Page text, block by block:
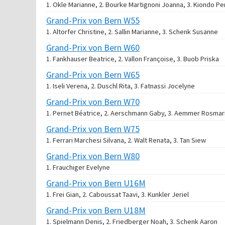
1. Okle Marianne, 2. Bourke Martignoni Joanna, 3. Kiondo
Grand-Prix von Bern W55
1. Altorfer Christine, 2. Sallin Marianne, 3. Schenk Susanne
Grand-Prix von Bern W60
1. Fankhauser Beatrice, 2. Vallon Françoise, 3. Buob Priska
Grand-Prix von Bern W65
1. Iseli Verena, 2. Duschl Rita, 3. Fatnassi Jocelyne
Grand-Prix von Bern W70
1. Pernet Béatrice, 2. Aerschmann Gaby, 3. Aemmer
Grand-Prix von Bern W75
1. Ferrari Marchesi Silvana, 2. Walt Renata, 3. Tan Siew
Grand-Prix von Bern W80
1. Frauchiger Evelyne
Grand-Prix von Bern U16M
1. Frei Gian, 2. Caboussat Taavi, 3. Kunkler Jeriel
Grand-Prix von Bern U18M
1. Spielmann Denis, 2. Friedberger Noah, 3. Schenk Aaron